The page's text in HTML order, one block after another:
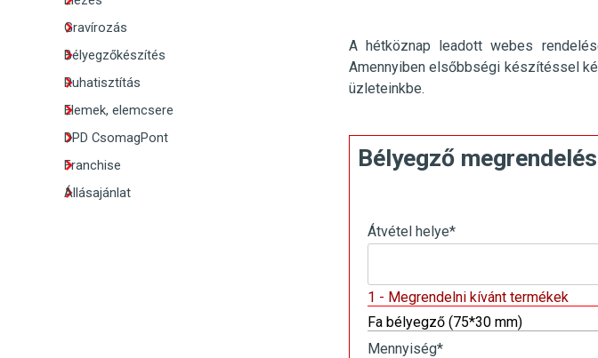
Gravírozás
Bélyegzőkészítés
Ruhatisztítás
Elemek, elemcsere
DPD CsomagPont
Franchise
Állásajánlat
A hétköznap leadott webes
Amennyiben elsőbbségi készítéssel
üzleteinkbe.
Bélyegző
Átvétel helye*
1 - Megrendelni kívánt termékek
Fa bélyegző (75*30 mm)
Mennyiség*